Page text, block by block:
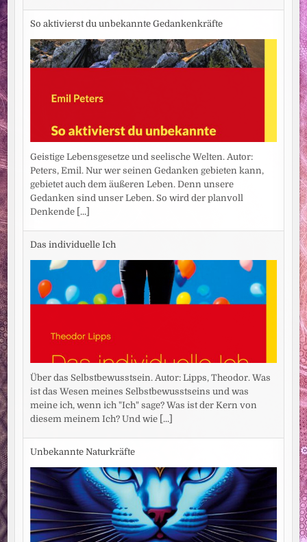
So aktivierst du unbekannte Gedankenkräfte
Geistige Lebensgesetze und seelische Welten. Autor:
Peters, Emil. Nur wer seinen Gedanken gebieten kann,
gebietet auch dem äußeren Leben. Denn unsere
Gedanken sind unser Leben. So wird der planvoll
Denkende [...]
Das individuelle Ich
Über das Selbstbewusstsein. Autor: Lipps, Theodor. Was
ist das Wesen meines Selbstbewusstseins und was
meine ich, wenn ich "Ich" sage? Was ist der Kern von
diesem meinem Ich? Und wie [...]
Unbekannte Naturkräfte